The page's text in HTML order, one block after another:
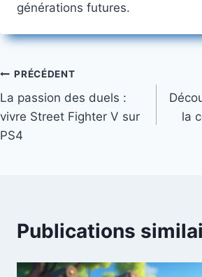
générations futures.
Navigation
de
l’article
PRÉCÉDENT
La passion des duels :
vivre Street Fighter V sur
PS4
la
Publications